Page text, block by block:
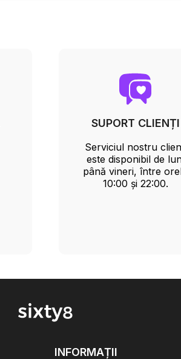
SUPORT CLIENȚI
Serviciul nostru
este disponibil de
până vineri, între
10:00 și 22:00.
INFORMAȚII